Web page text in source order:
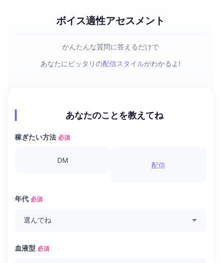
ボイス適性アセスメント
かんたんな質問に答えるだけで
あなたにピッタリの配信スタイルがわかるよ!
あなたのことを教えてね
稼ぎたい方法 必須
DM
配信
年代 必須
血液型 必須